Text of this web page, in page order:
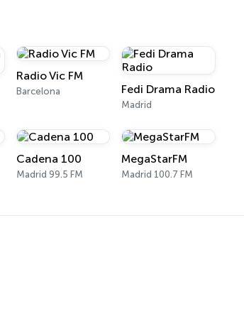
Radio Vic FM
Barcelona Fedi Drama Radio
Madrid
Cadena 100
Madrid 99.5 FM
MegaStarFM
Madrid 100.7 FM